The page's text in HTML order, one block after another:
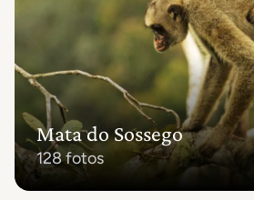
Mata do Sossego
128 fotos